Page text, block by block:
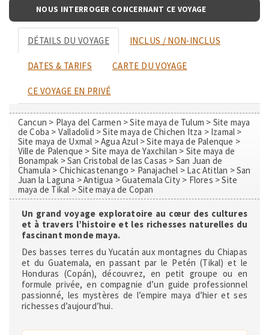
NOUS INTERROGER CONCERNANT CE VOYAGE
DÉTAILS DU VOYAGE INCLUS / NON-INCLUS
DATES & TARIFS CARTE DU VOYAGE
CE VOYAGE EN PRIVÉ
Cancun > Playa del Carmen > Site maya de Tulum > Site maya
de Coba > Valladolid > Site maya de Chichen Itza > Izamal >
Site maya de Uxmal > Agua Azul > Site maya de Palenque >
Ville de Palenque > Site maya de Yaxchilan > Site maya de
Bonampak > San Cristobal de las Casas > San Juan de
Chamula > Chichicastenango > Panajachel > Lac Atitlan > San
Juan la Laguna > Antigua > Guatemala City > Flores > Site
maya de Tikal > Site maya de Copan
Un grand voyage exploratoire au cœur des cultures
et à travers l’histoire et les richesses naturelles du
fascinant monde maya.
Des basses terres du Yucatán aux montagnes du Chiapas
et du Guatemala, en passant par le Petén (Tikal) et le
Honduras (Copán), découvrez, en petit groupe ou en
formule privée, en compagnie d’un guide professionnel
passionné, les mystères de l’empire maya d’hier et ses
richesses d’aujourd’hui.